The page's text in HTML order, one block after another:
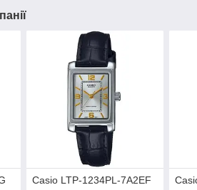
Casio LTP-1234PL-7A2EF